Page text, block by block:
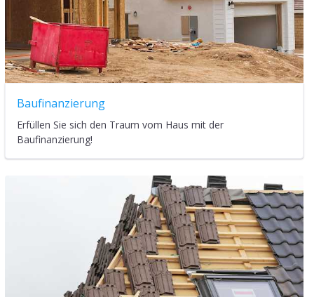
Baufinanzierung
Erfüllen Sie sich den Traum vom Haus mit der
Baufinanzierung!